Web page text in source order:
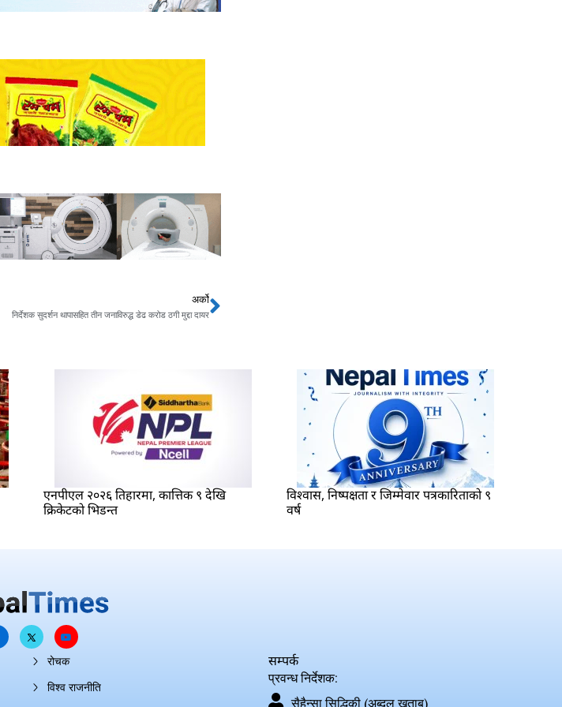
अर्को
निर्देशक सुदर्शन थापासहित तीन जनाविरुद्ध डेढ करोड ठगी मुद्दा दायरNext
एनपीएल २०२६ तिहारमा, कात्तिक ९ देखि
क्रिकेटको भिडन्त
विश्वास, निष्पक्षता र जिम्मेवार पत्रकारिताको ९
वर्ष
रोचक
विश्व राजनीति
सम्पर्क
प्रवन्ध निर्देशक:
सैहैन्सा सिद्धिकी (अब्दुल खताब)